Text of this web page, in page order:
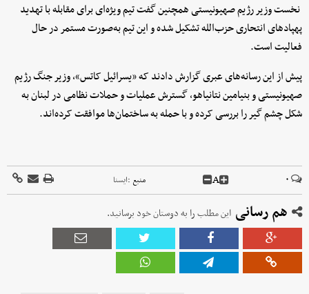
نخست ‌وزیر رژیم صهیونیستی همچنین گفت تیم ویژه‌ای برای مقابله با تهدید
پهپادهای انتحاری حزب‌الله تشکیل شده و این تیم به‌صورت مستمر در حال
فعالیت است.
پیش از این رسانه‌های عبری گزارش دادند که «یسرائیل کاتس»، وزیر جنگ رژیم
صهیونیستی و بنیامین نتانیاهو، گسترش عملیات و حملات نظامی در لبنان به
شکل چشم گیر را بررسی کرده و با حمله به ساختمان‌ها موافقت کرده‌اند.
۰ A منبع :ايسنا
هم رسانی این مطلب را به دوستان خود برسانید.